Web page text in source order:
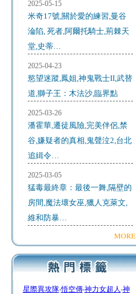
2025-05-15
米奇17號,關於愛的練習,曼谷
淪陷, 死者,阿爾托騎士,荊棘天
堂,史蒂…
2025-04-23
慾望迷蹤,鳳姐,神鬼戰士II,武替
道,獅子王：木法沙,臨界點
2025-03-26
潘霍華,遷徒風險,完美伴侶,禁
谷,嫌疑者的真相,鬼聲泣2,台北
追緝令…
2025-03-05
猛毒最終章：最後一舞,隔壁的
房間,魔法壞女巫,獵人克萊文,
維和防暴…
MORE
星際異攻隊‧悟空傳‧神力女超人 ‧神